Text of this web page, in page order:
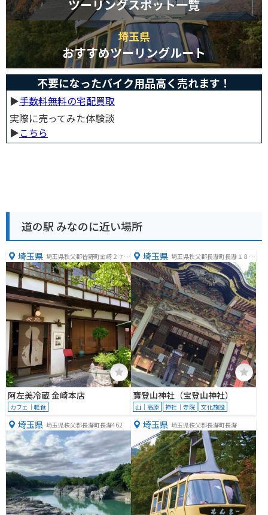
ツーリングスポット一覧
埼玉県
おすすめツーリングルート
不要になったバイク用品高く売れます！
▶︎手数料無料の宅配買取
実際に売ってみた体験談
▶︎こちら
道の駅 みなのに近い場所
埼玉県 埼玉県秩父郡皆野町金崎２７
−１
阿左美冷蔵 金崎本店
カフェ｜軽食
埼玉県 埼玉県秩父郡長瀞町長瀞１８２
８
寶登山神社（宝登山神社）
山｜高原 神社｜寺院 文化施設
埼玉県 埼玉県秩父郡長瀞町長瀞462 埼玉県 埼玉県秩父郡長瀞町長瀞